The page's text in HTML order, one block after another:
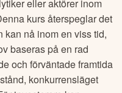
eller aktörer inom
kurs återspeglar det
kan nå inom en viss tid,
baseras på en rad
och förväntade framtida
konkurrensläget